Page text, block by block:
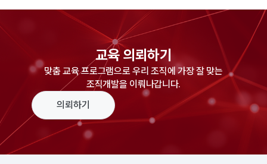
교육 의뢰하기
맞춤 교육 프로그램으로 우리 조직에 가장 잘 맞는
조직개발을 이뤄나갑니다.
의뢰하기